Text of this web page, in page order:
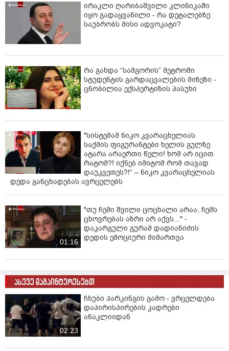
ირაკლი ღარიბაშვილი კლინიკაში
იყო გადაყვანილი - რა დეტალებზე
საუბრობს მისი ადვოკატი?
რა გახდა “სამგორის” მეტროში
სტუდენტის გარდაცვალების მიზეზი -
ცნობილია ექსპერტიზის პასუხი
"სისტემამ ნიკო კვარაცხელიას
საქმის ფიგურანტები ხელის გულზე
ატარა არაერთი წელი! ხომ არ იცით
რატომ?! იქნებ იმიტომ რომ თავად
დაუკვეთეს?!“ – ნიკო კვარაცხელიას
დედა განცხადებას ავრცელებს
01:16
"თუ ჩემი შვილი ცოცხალი არაა, ჩემს
ცხოვრებას აზრი არ აქვს..." -
დაკარგული გურამ დადიანიძის
დედის ემოციური მიმართვა
ასევე დაგაინტერესებთ
02:23
ჩხუბი პარკინგის გამო - ვრცელდება
დაპირისპირების კადრები
ანაკლიიდან